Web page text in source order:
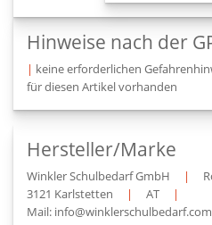
Hinweise nach der
| keine erforderlichen
für diesen Artikel vorhanden
Hersteller/Marke
Winkler Schulbedarf GmbH |
3121 Karlstetten
| AT
|
Mail: info@winklerschulbedarf.com